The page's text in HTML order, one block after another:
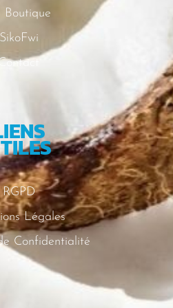
Boutique
SikoFwi
RGPD
Légales
Confidentialité